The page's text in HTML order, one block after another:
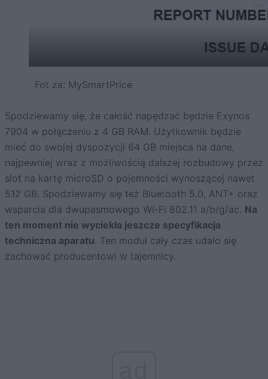
Fot za: MySmartPrice
Spodziewamy się, że całość napędzać będzie Exynos
7904 w połączeniu z 4 GB RAM. Użytkownik będzie
mieć do swojej dyspozycji 64 GB miejsca na dane,
najpewniej wraz z możliwością dalszej rozbudowy przez
slot na kartę microSD o pojemności wynoszącej nawet
512 GB. Spodziewamy się też Bluetooth 5.0, ANT+ oraz
wsparcia dla dwupasmowego Wi-Fi 802.11 a/b/g/ac. Na
ten moment nie wyciekła jeszcze specyfikacja
techniczna aparatu. Ten moduł cały czas udało się
zachować producentowi w tajemnicy.